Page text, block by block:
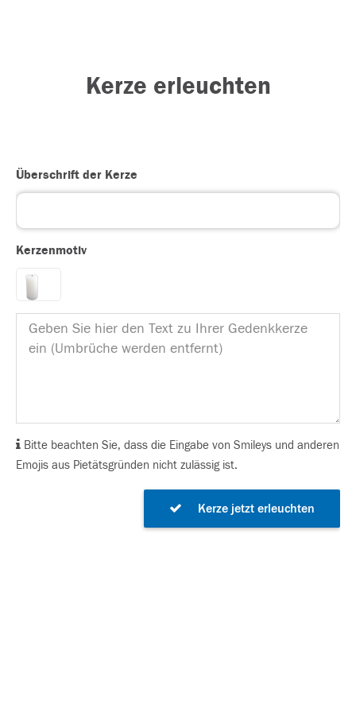
Kerze erleuchten
Überschrift der Kerze
Kerzenmotiv
Bitte beachten Sie, dass die Eingabe von Smileys und anderen
Emojis aus Pietätsgründen nicht zulässig ist.
Kerze jetzt erleuchten